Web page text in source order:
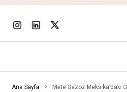
Ana Sayfa Mete Gazoz Meksika’daki